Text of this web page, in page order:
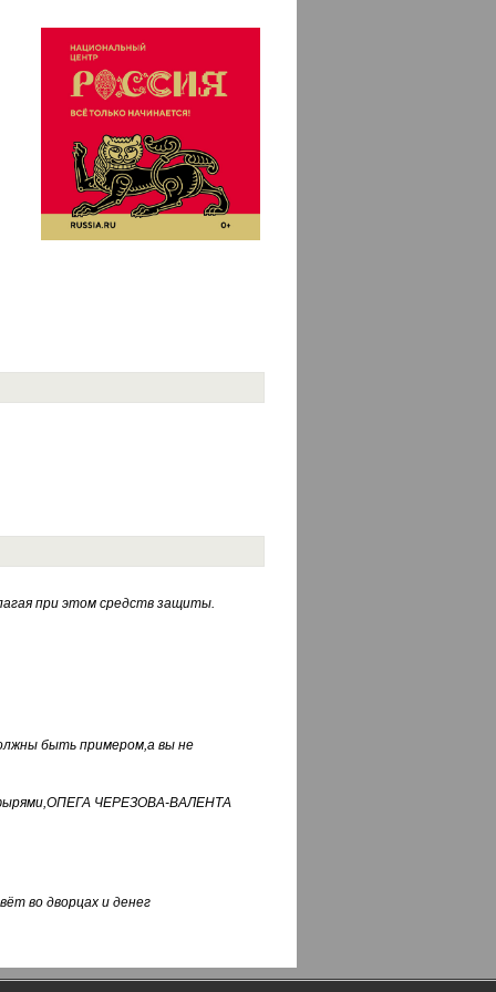
при этом средств защиты.
быть примером,а вы не
ЧЕРЕЗОВА-ВАЛЕНТА
во дворцах и денег